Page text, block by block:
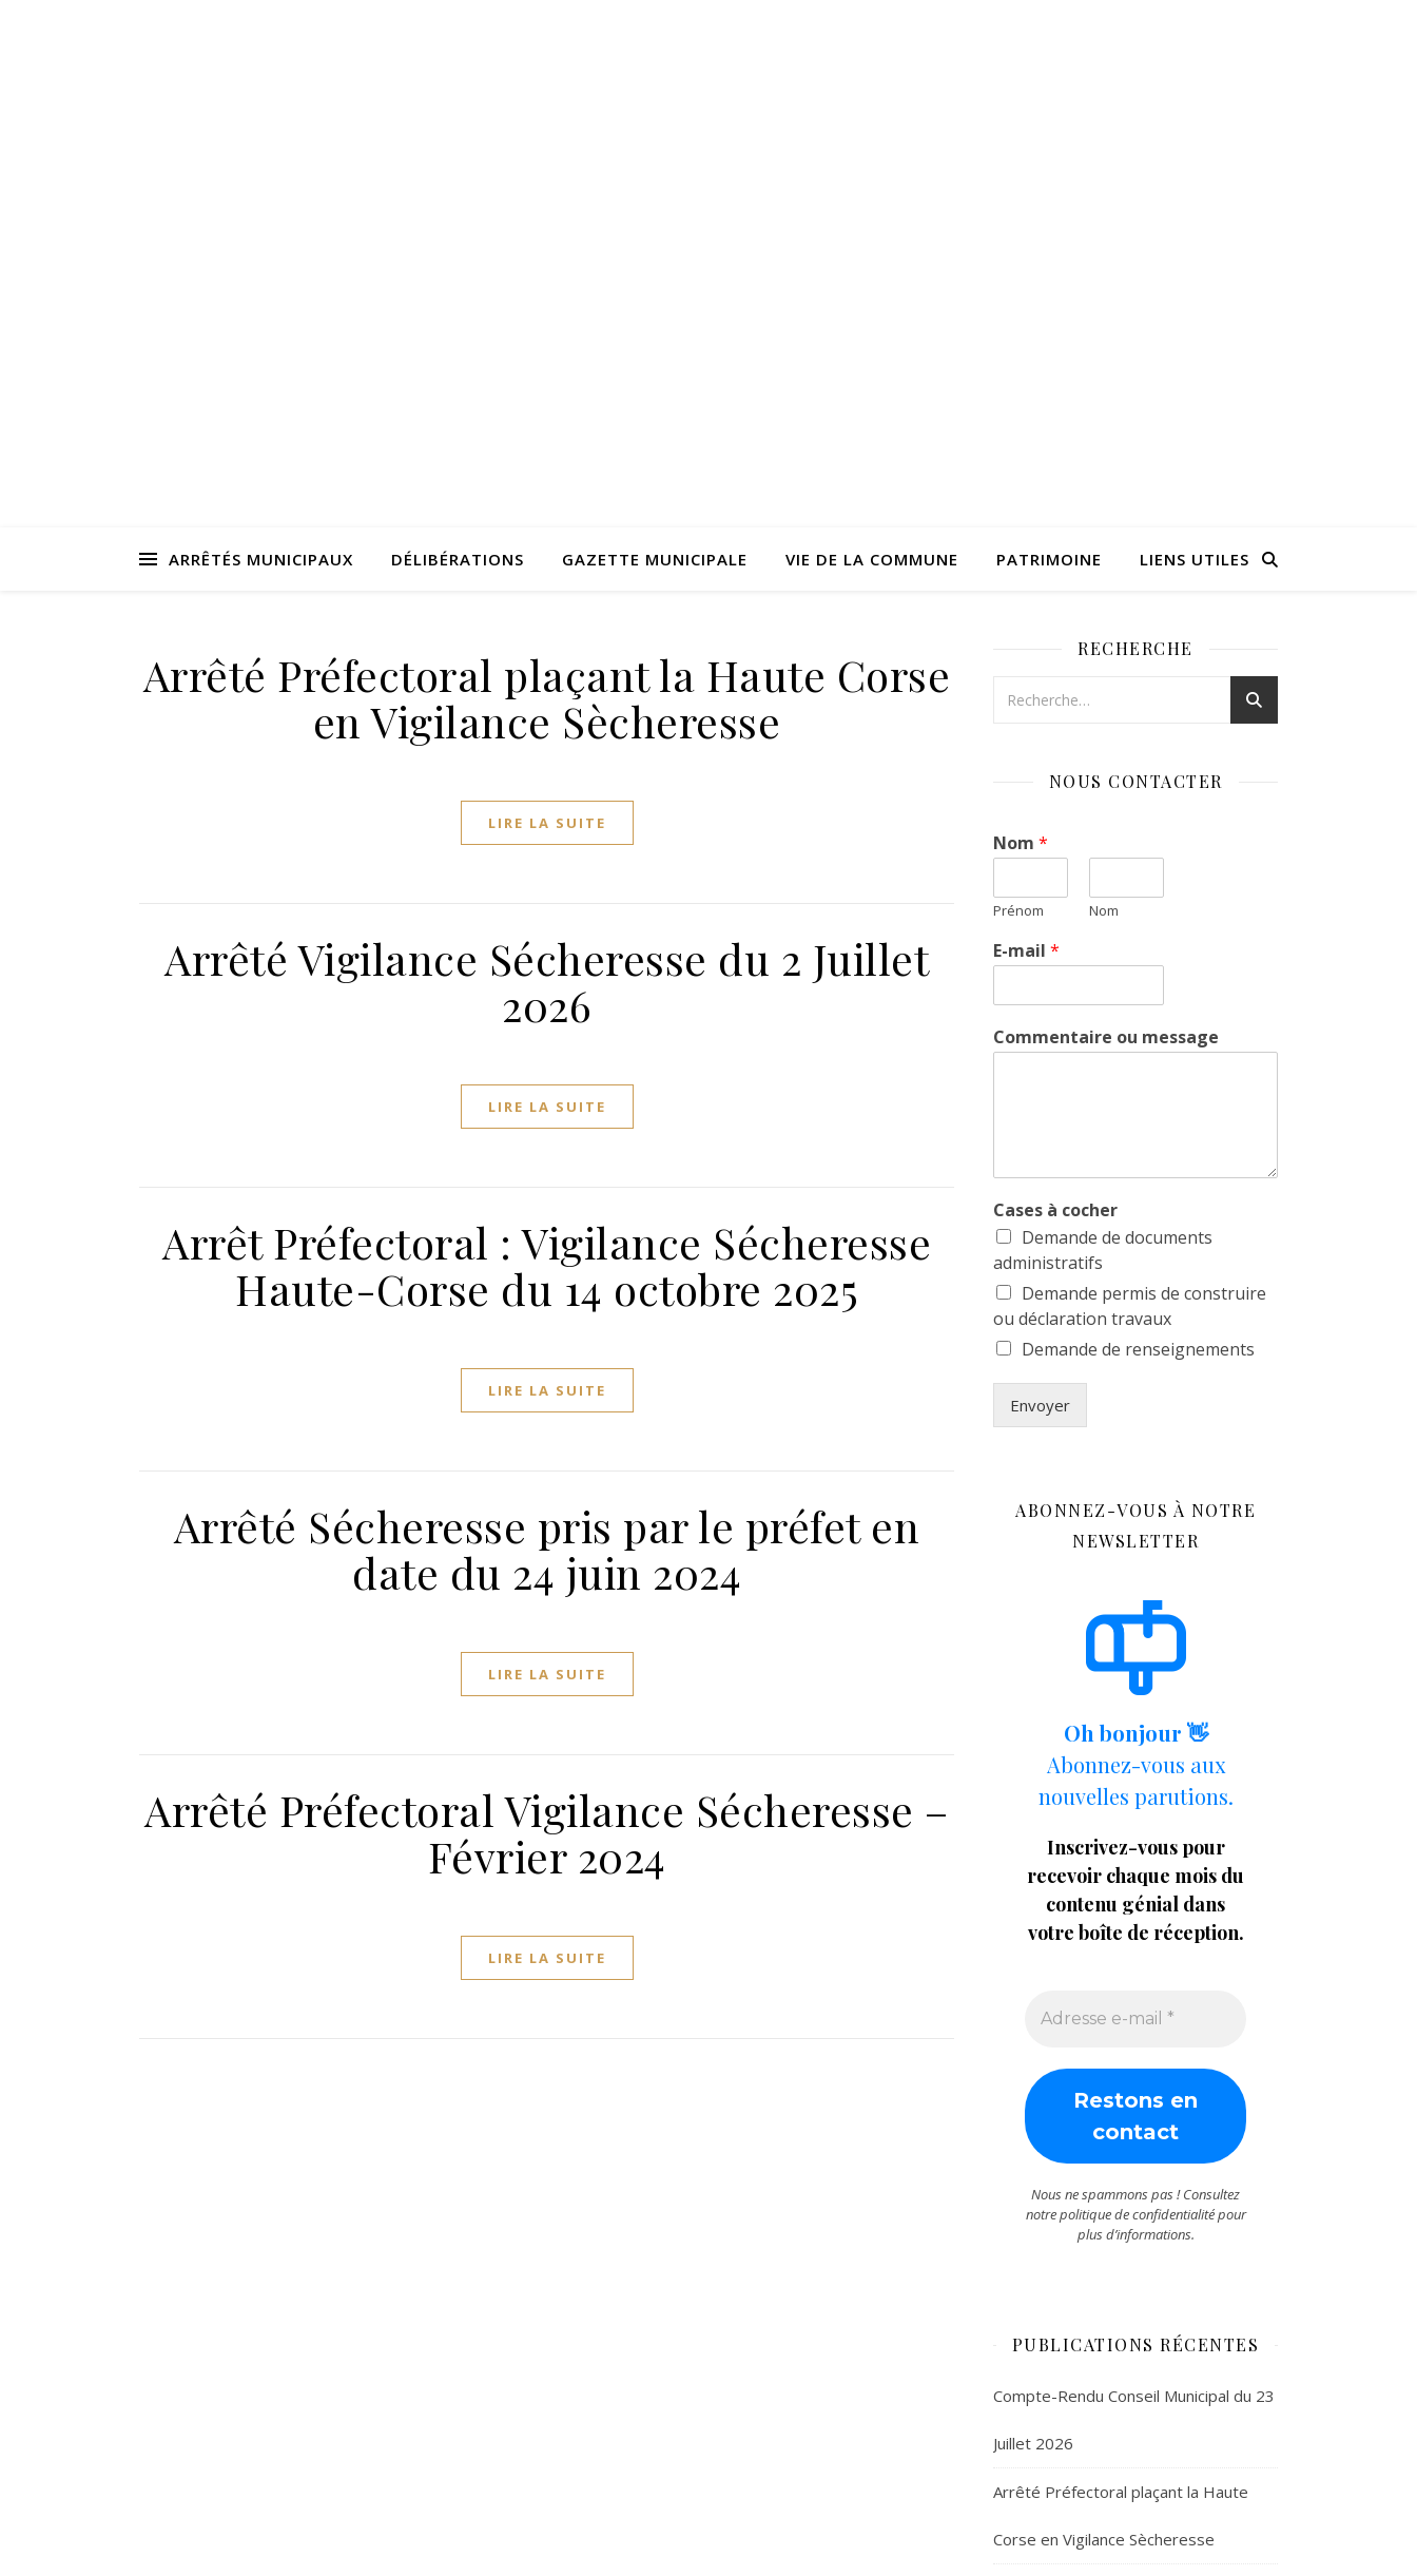
ARRÊTÉS MUNICIPAUX DÉLIBÉRATIONS GAZETTE MUNICIPALE VIE DE LA COMMUNE PATRIMOINE LIENS UTILES
Arrêté Préfectoral plaçant la Haute Corse
en Vigilance Sècheresse
LIRE LA SUITE
Arrêté Vigilance Sécheresse du 2 Juillet
2026
LIRE LA SUITE
Arrêt Préfectoral : Vigilance Sécheresse
Haute-Corse du 14 octobre 2025
LIRE LA SUITE
Arrêté Sécheresse pris par le préfet en
date du 24 juin 2024
LIRE LA SUITE
Arrêté Préfectoral Vigilance Sécheresse –
Février 2024
LIRE LA SUITE
RECHERCHE
NOUS CONTACTER
Nom *
Prénom Nom
E-mail *
Commentaire ou message
Cases à cocher
Demande de documents
administratifs
Demande permis de construire
ou déclaration travaux
Demande de renseignements
Envoyer
ABONNEZ-VOUS À NOTRE
NEWSLETTER
Oh bonjour 👋
Abonnez-vous aux
nouvelles parutions.
Inscrivez-vous pour
recevoir chaque mois du
contenu génial dans
votre boîte de réception.
Nous ne spammons pas ! Consultez
notrepolitique de confidentialitépour
plus d’informations.
PUBLICATIONS RÉCENTES
Compte-Rendu Conseil Municipal du 23
Juillet 2026
Arrêté Préfectoral plaçant la Haute
Corse en Vigilance Sècheresse